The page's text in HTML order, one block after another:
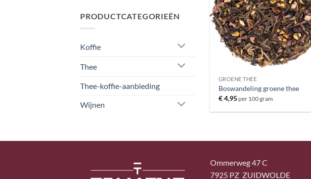
PRODUCTCATEGORIEËN
Koffie
Thee
Thee-koffie-aanbieding
Wijnen
GROENE THEE
Boswandeling groene thee
€4,95per 100 gram
Ommerweg 47 C
7925 PZ ZUIDWOLDE